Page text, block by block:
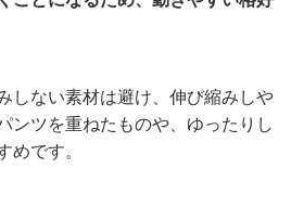
しない素材は避け、伸び縮みしや
ンツを重ねたものや、ゆったりし
めです。